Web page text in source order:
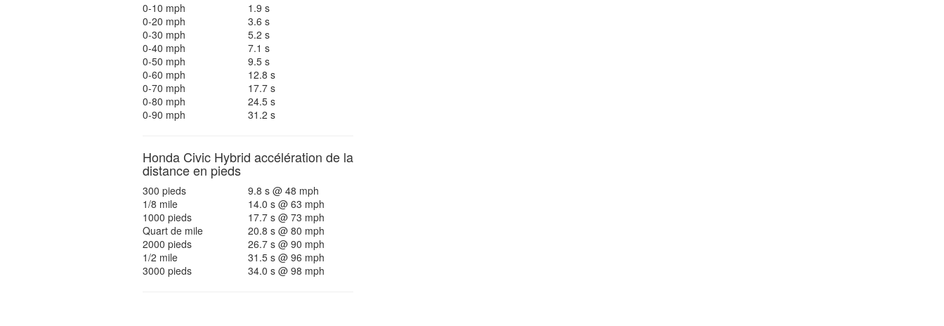
0-10 mph
1.9 s
0-20 mph
3.6 s
0-30 mph
5.2 s
0-40 mph
7.1 s
0-50 mph
9.5 s
0-60 mph
12.8 s
0-70 mph
17.7 s
0-80 mph
24.5 s
0-90 mph
31.2 s
Honda Civic Hybrid accélération de la
distance en pieds
300 pieds
9.8 s @ 48 mph
1/8 mile
14.0 s @ 63 mph
1000 pieds
17.7 s @ 73 mph
Quart de mile
20.8 s @ 80 mph
2000 pieds
26.7 s @ 90 mph
1/2 mile
31.5 s @ 96 mph
3000 pieds
34.0 s @ 98 mph